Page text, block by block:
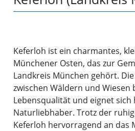
Keferloh ist ein charmantes,
Münchener Osten, das zur
Landkreis München gehört.
zwischen Wäldern und Wiesen
Lebensqualität und eignet
Naturliebhaber. Trotz der
Keferloh hervorragend an das